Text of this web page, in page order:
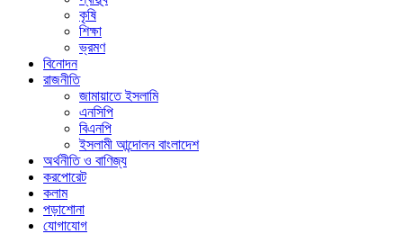
কৃষি
শিক্ষা
ভ্রমণ
বিনোদন
রাজনীতি
জামায়াতে ইসলামি
এনসিপি
বিএনপি
ইসলামী আন্দোলন বাংলাদেশ
অর্থনীতি ও বাণিজ্য
করপোরেট
কলাম
পড়াশোনা
যোগাযোগ